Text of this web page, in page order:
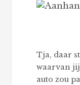
Tja, daar
waarvan
auto zou